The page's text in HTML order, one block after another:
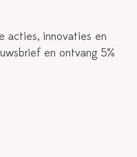
acties, innovaties en
en ontvang 5%